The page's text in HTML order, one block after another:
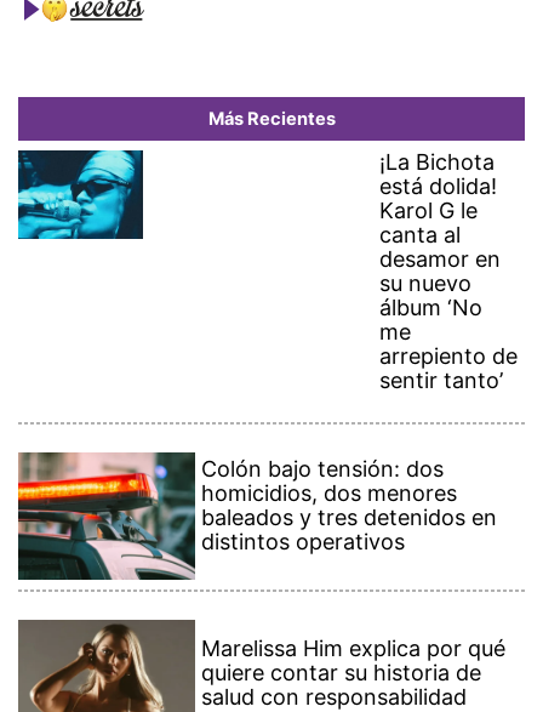
Más Recientes
¡La Bichota
está dolida!
Karol G le
canta al
desamor en
su nuevo
álbum ‘No
me
arrepiento de
sentir tanto’
Colón bajo tensión: dos
homicidios, dos menores
baleados y tres detenidos en
distintos operativos
Marelissa Him explica por qué
quiere contar su historia de
salud con responsabilidad